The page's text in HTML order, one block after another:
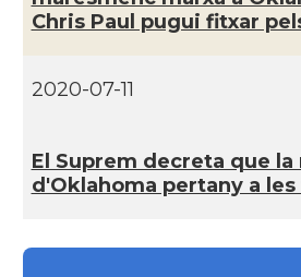
CAMON Catalans a
CAMON Catalans a
Chris Paul pugui fitxar
2020-07-11
El Suprem decreta que
d'Oklahoma pertany a